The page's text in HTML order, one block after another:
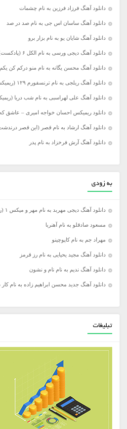
دانلود آهنگ فرزاد فرزین به نام چشمات
دانلود آهنگ ساسان اس جی به نام صد در صد
دانلود آهنگ شایان یو به نام بزار برو
دانلود آهنگ دیجی ورسی به نام الکل ۶ (پادکست)
دانلود آهنگ محسن یگانه به نام منو درکم کن
دانلود آهنگ ریلجی به نام ترنسفورم ۱۲۹ (ریمیکس)
دانلود آهنگ علی لهراسبی به نام شب دریا
دانلود ریمیکس احسان خواجه امیری – عاشق
دانلود آهنگ ارشاد به نام قصر (این قصر
دانلود آهنگ آرش فرخزاد به نام پدر
به زودی
دانلود آهنگ دیجی مهربد به نام مهر و میکس ۱ (ریمیکس)
مسعود صادقلو به نام آهنربا
مهراد جم به نام کاپوچینو
دانلود آهنگ مجید یحیایی به نام رز قرمز
دانلود آهنگ ندیم به نام نام و نشون
دانلود آهنگ جدید محسن ابراهیم زاده به نام کار
تبلیغات